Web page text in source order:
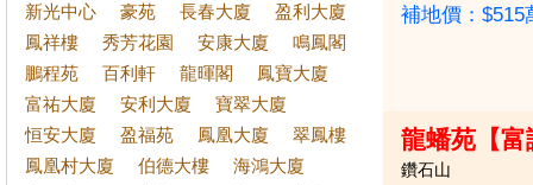
新光中心
豪苑 長春大廈
盈利大廈
鳳祥樓
秀芳花園 安康大廈
鳴鳳閣
鵬程苑
百利軒 龍暉閣
鳳寶大廈
富祐大廈
安利大廈
寶翠大廈
恒安大廈
盈福苑 鳳凰大廈
翠鳳樓
鳳凰村大廈
伯德大樓
海鴻大廈
補地價：
龍蟠苑【富
鑽石山